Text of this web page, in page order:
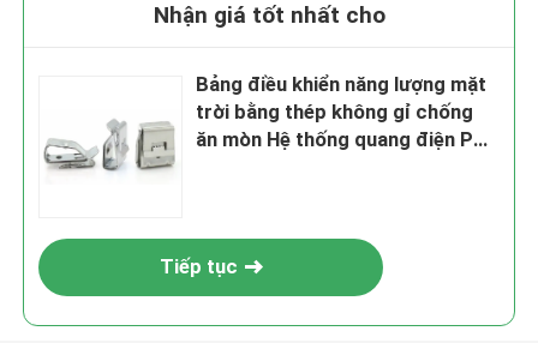
Nhận giá tốt nhất cho
Bảng điều khiển năng lượng mặt
trời bằng thép không gỉ chống
ăn mòn Hệ thống quang điện PV
Tiếp tục